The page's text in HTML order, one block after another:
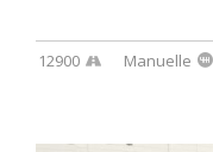
12900 Manuelle